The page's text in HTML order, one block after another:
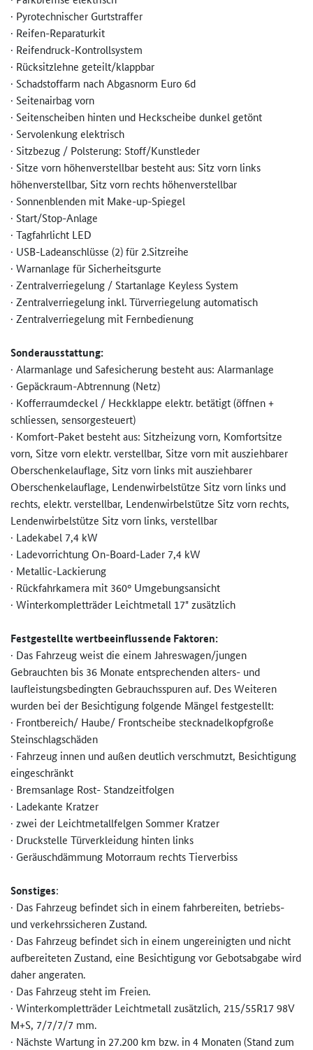
· Pyrotechnischer Gurtstraffer
· Reifen-Reparaturkit
· Reifendruck-Kontrollsystem
· Rücksitzlehne geteilt/klappbar
· Schadstoffarm nach Abgasnorm Euro 6d
· Seitenairbag vorn
· Seitenscheiben hinten und Heckscheibe dunkel getönt
· Servolenkung elektrisch
· Sitzbezug / Polsterung: Stoff/Kunstleder
· Sitze vorn höhenverstellbar besteht aus: Sitz vorn links
höhenverstellbar, Sitz vorn rechts höhenverstellbar
· Sonnenblenden mit Make-up-Spiegel
· Start/Stop-Anlage
· Tagfahrlicht LED
· USB-Ladeanschlüsse (2) für 2.Sitzreihe
· Warnanlage für Sicherheitsgurte
· Zentralverriegelung / Startanlage Keyless System
· Zentralverriegelung inkl. Türverriegelung automatisch
· Zentralverriegelung mit Fernbedienung
Sonderausstattung:
· Alarmanlage und Safesicherung besteht aus: Alarmanlage
· Gepäckraum-Abtrennung (Netz)
· Kofferraumdeckel / Heckklappe elektr. betätigt (öffnen +
schliessen, sensorgesteuert)
· Komfort-Paket besteht aus: Sitzheizung vorn, Komfortsitze
vorn, Sitze vorn elektr. verstellbar, Sitze vorn mit ausziehbarer
Oberschenkelauflage, Sitz vorn links mit ausziehbarer
Oberschenkelauflage, Lendenwirbelstütze Sitz vorn links und
rechts, elektr. verstellbar, Lendenwirbelstütze Sitz vorn rechts,
Lendenwirbelstütze Sitz vorn links, verstellbar
· Ladekabel 7,4 kW
· Ladevorrichtung On-Board-Lader 7,4 kW
· Metallic-Lackierung
· Rückfahrkamera mit 360° Umgebungsansicht
· Winterkompletträder Leichtmetall 17" zusätzlich
Festgestellte wertbeeinflussende Faktoren:
· Das Fahrzeug weist die einem Jahreswagen/jungen
Gebrauchten bis 36 Monate entsprechenden alters- und
laufleistungsbedingten Gebrauchsspuren auf. Des Weiteren
wurden bei der Besichtigung folgende Mängel festgestellt:
· Frontbereich/ Haube/ Frontscheibe stecknadelkopfgroße
Steinschlagschäden
· Fahrzeug innen und außen deutlich verschmutzt, Besichtigung
eingeschränkt
· Bremsanlage Rost- Standzeitfolgen
· Ladekante Kratzer
· zwei der Leichtmetallfelgen Sommer Kratzer
· Druckstelle Türverkleidung hinten links
· Geräuschdämmung Motorraum rechts Tierverbiss
Sonstiges:
· Das Fahrzeug befindet sich in einem fahrbereiten, betriebs-
und verkehrssicheren Zustand.
· Das Fahrzeug befindet sich in einem ungereinigten und nicht
aufbereiteten Zustand, eine Besichtigung vor Gebotsabgabe wird
daher angeraten.
· Das Fahrzeug steht im Freien.
· Winterkompletträder Leichtmetall zusätzlich, 215/55R17 98V
M+S, 7/7/7/7 mm.
· Nächste Wartung in 27.200 km bzw. in 4 Monaten (Stand zum